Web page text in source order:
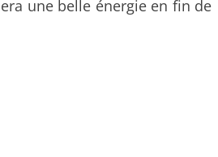
une belle énergie en fin de